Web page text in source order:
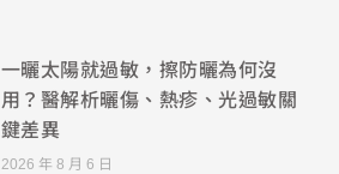
一曬太陽就過敏，擦防曬為何沒
用？醫解析曬傷、熱疹、光過敏關
鍵差異
2026 年 8 月 6 日